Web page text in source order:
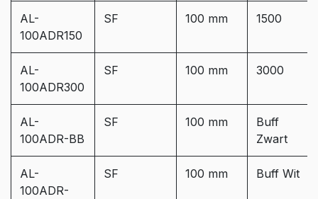
AL-
100ADR150
SF 100 mm 1500
AL-
100ADR300
SF 100 mm 3000
AL-
100ADR-BB
SF 100 mm
Buff
Zwart
AL-
100ADR-
SF 100 mm Buff Wit